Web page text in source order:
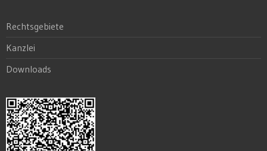
Rechtsgebiete
Kanzlei
Downloads